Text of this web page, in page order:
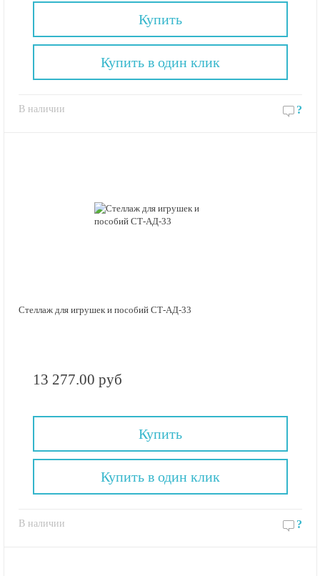
Купить
В наличии ?
Купить в один клик
Стеллаж для игрушек и пособий СТ-АД-33
13 277.00 руб
Купить
В наличии ?
Купить в один клик